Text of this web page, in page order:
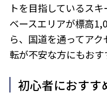
トを目指しているスキ
ベースエリアが標高
ら、国道を通ってア
転が不安な方にもおす
初心者におすす